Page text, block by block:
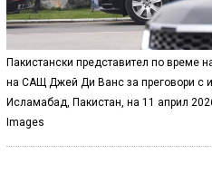
Пакистански представител по време
на САЩ Джей Ди Ванс за преговори с
Исламабад, Пакистан, на 11 април
Images